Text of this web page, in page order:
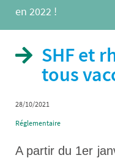
en 2022 !
SHF et
tous
28/10/2021
Réglementaire
A partir du 1er